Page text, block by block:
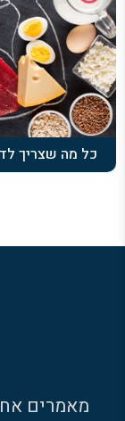
כל מה שצריך
מאמרים